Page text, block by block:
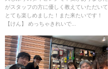
しめました！また来たいです！
がスタッフの方に優しく教えていただいて
とても楽しめました！また来たいです！
【けん】 めっちゃきれいで...